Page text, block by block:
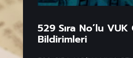
529 Sıra No’lu
Bildirimleri